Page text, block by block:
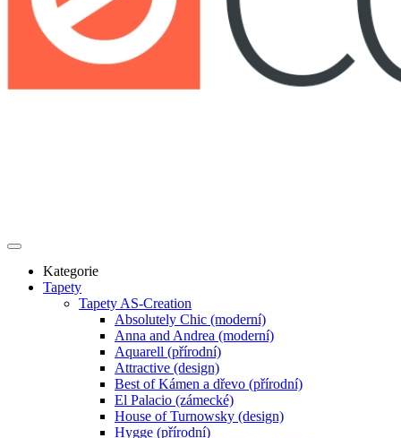
Kategorie
Tapety
Tapety AS-Creation
Absolutely Chic (moderní)
Anna and Andrea (moderní)
Aquarell (přírodní)
Attractive (design)
Best of Kámen a dřevo (přírodní)
El Palacio (zámecké)
House of Turnowsky (design)
Hygge (přírodní)